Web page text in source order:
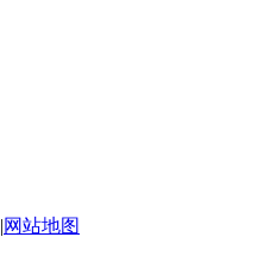
|网站地图